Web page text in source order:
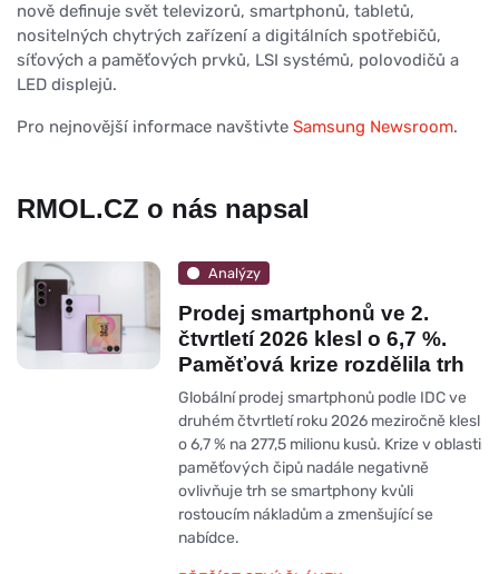
nově definuje svět televizorů, smartphonů, tabletů,
nositelných chytrých zařízení a digitálních spotřebičů,
síťových a paměťových prvků, LSI systémů, polovodičů a
LED displejů.
Pro nejnovější informace navštivte Samsung Newsroom.
RMOL.CZ o nás napsal
Analýzy
Prodej smartphonů ve 2.
čtvrtletí 2026 klesl o 6,7 %.
Paměťová krize rozdělila trh
Globální prodej smartphonů podle IDC ve
druhém čtvrtletí roku 2026 meziročně klesl
o 6,7 % na 277,5 milionu kusů. Krize v oblasti
paměťových čipů nadále negativně
ovlivňuje trh se smartphony kvůli
rostoucím nákladům a zmenšující se
nabídce.